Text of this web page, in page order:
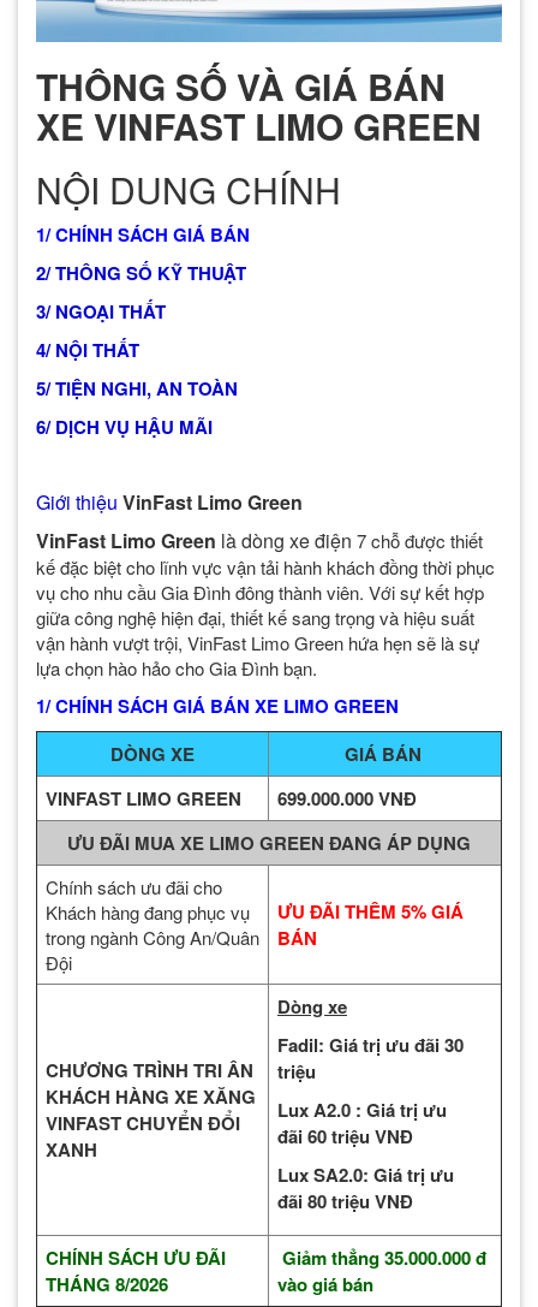
THÔNG SỐ VÀ GIÁ BÁN
XE VINFAST LIMO GREEN
NỘI DUNG CHÍNH
1/ CHÍNH SÁCH GIÁ BÁN
2/ THÔNG SỐ KỸ THUẬT
3/ NGOẠI THẤT
4/ NỘI THẤT
5/ TIỆN NGHI, AN TOÀN
6/ DỊCH VỤ HẬU MÃI
Giới thiệu VinFast Limo Green
VinFast Limo Green là dòng xe điện 7 chỗ được thiết
kế đặc biệt cho lĩnh vực vận tải hành khách đồng thời phục
vụ cho nhu cầu Gia Đình đông thành viên. Với sự kết hợp
giữa công nghệ hiện đại, thiết kế sang trọng và hiệu suất
vận hành vượt trội, VinFast Limo Green hứa hẹn sẽ là sự
lựa chọn hào hảo cho Gia Đình bạn.
1/ CHÍNH SÁCH GIÁ BÁN XE LIMO GREEN
DÒNG XE
GIÁ BÁN
VINFAST LIMO GREEN
699.000.000 VNĐ
ƯU ĐÃI MUA XE LIMO GREEN ĐANG ÁP DỤNG
Chính sách ưu đãi cho
Khách hàng đang phục vụ
trong ngành Công An/Quân
Đội
ƯU ĐÃI THÊM 5% GIÁ
BÁN
CHƯƠNG TRÌNH TRI ÂN
KHÁCH HÀNG XE XĂNG
VINFAST CHUYỂN ĐỔI
XANH
Dòng xe
Fadil: Giá trị ưu đãi 30
triệu
Lux A2.0 : Giá trị ưu
đãi 60 triệu VNĐ
Lux SA2.0: Giá trị ưu
đãi80 triệu VNĐ
CHÍNH SÁCH ƯU ĐÃI
THÁNG 8/2026
Giảm thẳng 35.000.000 đ
vào giá bán